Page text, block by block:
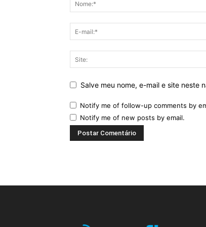
Salve meu nome, e-mail e site neste
Notify me of follow-up comments by
Notify me of new posts by email.